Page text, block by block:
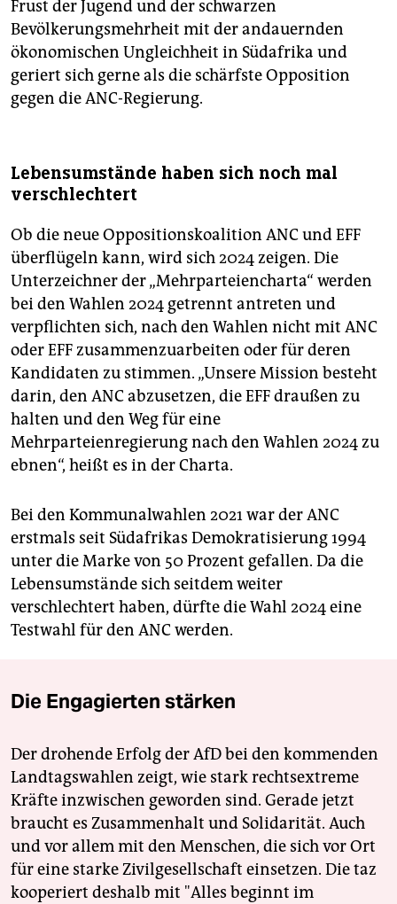
Frust der Jugend und der schwarzen
Bevölkerungsmehrheit mit der andauernden
ökonomischen Ungleichheit in Südafrika und
geriert sich gerne als die schärfste Opposition
gegen die ANC-Regierung.
Lebensumstände haben sich noch mal
verschlechtert
Ob die neue Oppositionskoalition ANC und EFF
überflügeln kann, wird sich 2024 zeigen. Die
Unterzeichner der „Mehrparteiencharta“ werden
bei den Wahlen 2024 getrennt antreten und
verpflichten sich, nach den Wahlen nicht mit ANC
oder EFF zusammenzuarbeiten oder für deren
Kandidaten zu stimmen. „Unsere Mission besteht
darin, den ANC abzusetzen, die EFF draußen zu
halten und den Weg für eine
Mehrparteienregierung nach den Wahlen 2024 zu
ebnen“, heißt es in der Charta.
Bei den Kommunalwahlen 2021 war der ANC
erstmals seit Südafrikas Demokratisierung 1994
unter die Marke von 50 Prozent gefallen. Da die
Lebensumstände sich seitdem weiter
verschlechtert haben, dürfte die Wahl 2024 eine
Testwahl für den ANC werden.
Die Engagierten stärken
Der drohende Erfolg der AfD bei den kommenden
Landtagswahlen zeigt, wie stark rechtsextreme
Kräfte inzwischen geworden sind. Gerade jetzt
braucht es Zusammenhalt und Solidarität. Auch
und vor allem mit den Menschen, die sich vor Ort
für eine starke Zivilgesellschaft einsetzen. Die taz
kooperiert deshalb mit "Alles beginnt im